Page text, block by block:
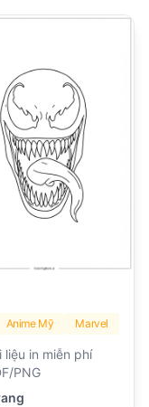
Anime Mỹ Marvel
liệu in miễn phí
PNG